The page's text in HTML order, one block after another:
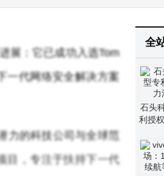
展：它已成功入选Tom
一代网络安全解决方案
力的科技公司与全球范
目，专注于扶持下一代
全
石头
利授